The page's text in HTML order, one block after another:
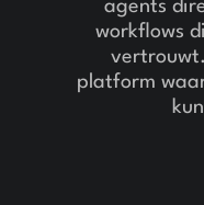
agents
workflows
platform